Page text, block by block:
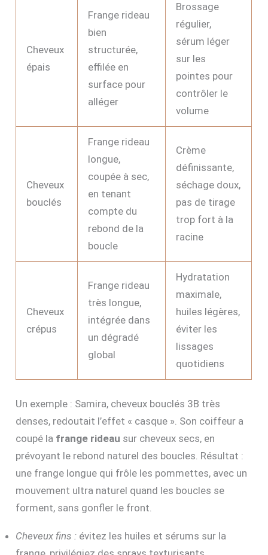
Cheveux
épais
Frange rideau
bien
structurée,
effilée en
surface pour
alléger
Brossage
régulier,
sérum léger
sur les
pointes pour
contrôler le
volume
Cheveux
bouclés
Frange rideau
longue,
coupée à sec,
en tenant
compte du
rebond de la
boucle
Crème
définissante,
séchage doux,
pas de tirage
trop fort à la
racine
Cheveux
crépus
Frange rideau
très longue,
intégrée dans
un dégradé
global
Hydratation
maximale,
huiles légères,
éviter les
lissages
quotidiens
Un exemple : Samira, cheveux bouclés 3B très
denses, redoutait l’effet « casque ». Son coiffeur a
coupé la frange rideau sur cheveux secs, en
prévoyant le rebond naturel des boucles. Résultat :
une frange longue qui frôle les pommettes, avec un
mouvement ultra naturel quand les boucles se
forment, sans gonfler le front.
Cheveux fins : évitez les huiles et sérums sur la